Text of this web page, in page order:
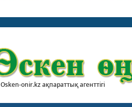
Osken-onir.kz ақпараттық агенттігі